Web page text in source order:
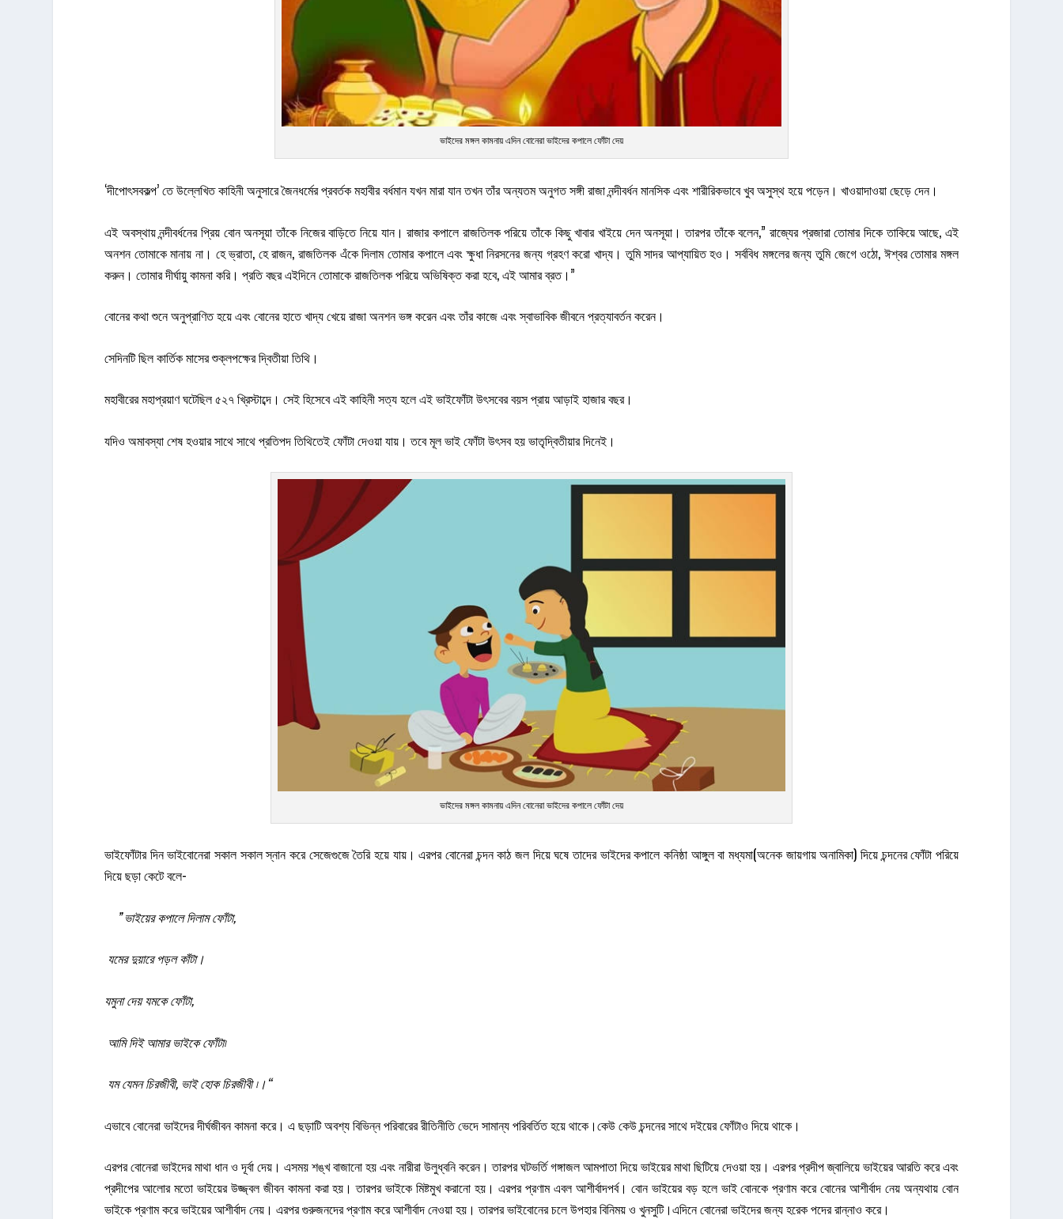
ভাইদের মঙ্গল কামনায় এদিন বোনেরা ভাইদের কপালে ফোঁটা দেয়
‘দীপোৎসবকল্প’ তে উল্লেখিত কাহিনী অনুসারে জৈনধর্মের প্রবর্তক মহাবীর বর্ধমান যখন মারা যান তখন তাঁর অন্যতম অনুগত সঙ্গী রাজা নন্দীবর্ধন মানসিক এবং শারীরিকভাবে খুব অসুস্থ হয়ে পড়েন। খাওয়াদাওয়া ছেড়ে দেন।
এই অবস্থায় নন্দীবর্ধনের প্রিয় বোন অনসূয়া তাঁকে নিজের বাড়িতে নিয়ে যান। রাজার কপালে রাজতিলক পরিয়ে তাঁকে কিছু খাবার খাইয়ে দেন অনসূয়া। তারপর তাঁকে বলেন,” রাজ্যের প্রজারা তোমার দিকে তাকিয়ে আছে, এই
অনশন তোমাকে মানায় না। হে ভ্রাতা, হে রাজন, রাজতিলক এঁকে দিলাম তোমার কপালে এবং ক্ষুধা নিরসনের জন্য গ্রহণ করো খাদ্য। তুমি সাদর আপ্যায়িত হও। সর্ববিধ মঙ্গলের জন্য তুমি জেগে ওঠো, ঈশ্বর তোমার মঙ্গল
করুন। তোমার দীর্ঘায়ু কামনা করি। প্রতি বছর এইদিনে তোমাকে রাজতিলক পরিয়ে অভিষিক্ত করা হবে, এই আমার ব্রত।”
বোনের কথা শুনে অনুপ্রাণিত হয়ে এবং বোনের হাতে খাদ্য খেয়ে রাজা অনশন ভঙ্গ করেন এবং তাঁর কাজে এবং স্বাভাবিক জীবনে প্রত্যাবর্তন করেন।
সেদিনটি ছিল কার্তিক মাসের শুক্লপক্ষের দ্বিতীয়া তিথি।
মহাবীরের মহাপ্রয়াণ ঘটেছিল ৫২৭ খ্রিস্টাব্দে। সেই হিসেবে এই কাহিনী সত্য হলে এই ভাইফোঁটা উৎসবের বয়স প্রায় আড়াই হাজার বছর।
যদিও অমাবস্যা শেষ হওয়ার সাথে সাথে প্রতিপদ তিথিতেই ফোঁটা দেওয়া যায়। তবে মূল ভাই ফোঁটা উৎসব হয় ভাতৃদ্বিতীয়ার দিনেই।
ভাইদের মঙ্গল কামনায় এদিন বোনেরা ভাইদের কপালে ফোঁটা দেয়
ভাইফোঁটার দিন ভাইবোনেরা সকাল সকাল স্নান করে সেজেগুজে তৈরি হয়ে যায়। এরপর বোনেরা চন্দন কাঠ জল দিয়ে ঘষে তাদের ভাইদের কপালে কনিষ্ঠা আঙ্গুল বা মধ্যমা(অনেক জায়গায় অনামিকা) দিয়ে চন্দনের ফোঁটা পরিয়ে
দিয়ে ছড়া কেটে বলে-
”ভাইয়ের কপালে দিলাম ফোঁটা,
যমের দুয়ারে পড়ল কাঁটা।
যমুনা দেয় যমকে ফোঁটা,
আমি দিই আমার ভাইকে ফোঁটা৷
যম যেমন চিরজীবী, ভাই হোক চিরজীবী ৷।“
এভাবে বোনেরা ভাইদের দীর্ঘজীবন কামনা করে। এ ছড়াটি অবশ্য বিভিন্ন পরিবারের রীতিনীতি ভেদে সামান্য পরিবর্তিত হয়ে থাকে।কেউ কেউ চন্দনের সাথে দইয়ের ফোঁটাও দিয়ে থাকে।
এরপর বোনেরা ভাইদের মাথা ধান ও দূর্বা দেয়। এসময় শঙ্খ বাজানো হয় এবং নারীরা উলুধ্বনি করেন। তারপর ঘটভর্তি গঙ্গাজল আমপাতা দিয়ে ভাইয়ের মাথা ছিটিয়ে দেওয়া হয়। এরপর প্রদীপ জ্বালিয়ে ভাইয়ের আরতি করে এবং
প্রদীপের আলোর মতো ভাইয়ের উজ্জ্বল জীবন কামনা করা হয়। তারপর ভাইকে মিষ্টমুখ করানো হয়। এরপর প্রণাম এবল আশীর্বাদপর্ব। বোন ভাইয়ের বড় হলে ভাই বোনকে প্রণাম করে বোনের আশীর্বাদ নেয় অন্যথায় বোন
ভাইকে প্রণাম করে ভাইয়ের আশীর্বাদ নেয়। এরপর গুরুজনদের প্রণাম করে আশীর্বাদ নেওয়া হয়। তারপর ভাইবোনের চলে উপহার বিনিময় ও খুনসুটি।এদিনে বোনেরা ভাইদের জন্য হরেক পদের রান্নাও করে।